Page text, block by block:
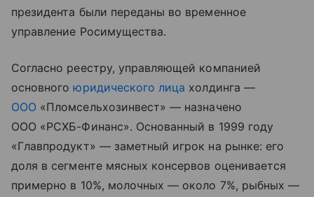
президента были переданы во временное
управление Росимущества.
Согласно реестру, управляющей компанией
основногоюридического лица холдинга —
ООО «Пломсельхозинвест» — назначено
ООО «РСХБ-Финанс». Основанный в 1999 году
«Главпродукт» — заметный игрок на рынке: его
доля в сегменте мясных консервов оценивается
примерно в 10%, молочных — около 7%, рыбных —